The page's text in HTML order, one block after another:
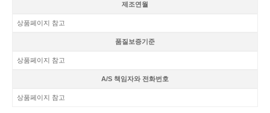
제조연월
상품페이지 참고
품질보증기준
상품페이지 참고
A/S 책임자와 전화번호
상품페이지 참고